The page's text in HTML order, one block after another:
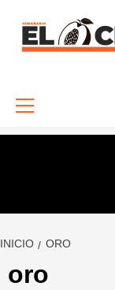
contenido
INICIO ORO
oro